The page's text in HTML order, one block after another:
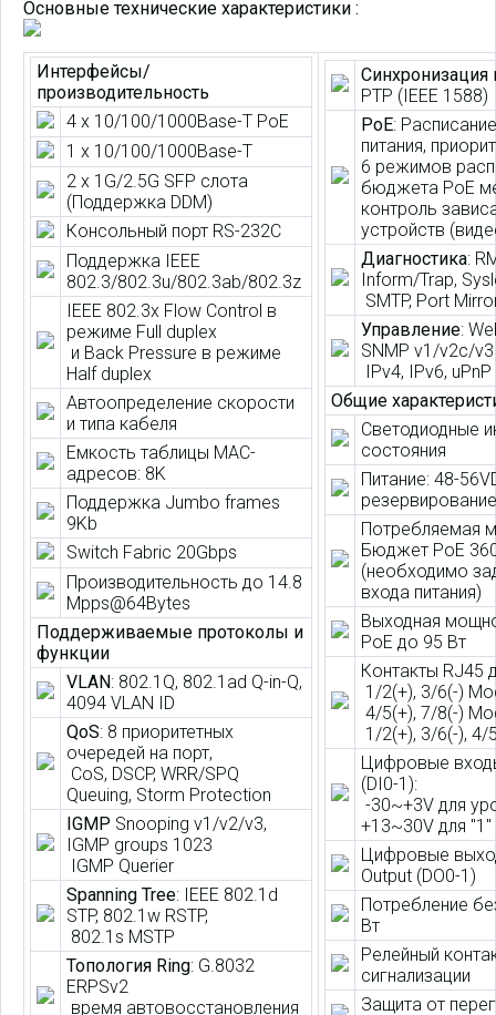
Основные технические характеристики :
Интерфейсы/
производительность
4 x 10/100/1000Base-T PoE
1 x 10/100/1000Base-T
2 x 1G/2.5G SFP слота
(Поддержка DDM)
Консольный порт RS-232C
Поддержка IEEE
802.3/802.3u/802.3ab/802.3z
IEEE 802.3x Flow Control в
режиме Full duplex
и Back Pressure в режиме
Half duplex
Автоопределение скорости
и типа кабеля
Емкость таблицы MAC-
адресов: 8K
Поддержка Jumbo frames
9Kb
Switch Fabric 20Gbps
Производительность до 14.8
Mpps@64Bytes
Поддерживаемые протоколы и
функции
VLAN: 802.1Q, 802.1ad Q-in-Q,
4094 VLAN ID
QoS: 8 приоритетных
очередей на порт,
CoS, DSCP, WRR/SPQ
Queuing, Storm Protection
IGMP Snooping v1/v2/v3,
IGMP groups 1023
IGMP Querier
Spanning Tree: IEEE 802.1d
STP, 802.1w RSTP,
802.1s MSTP
Топология Ring: G.8032
ERPSv2
время автовосстановления
PTP (IEEE 1588)
PoE:
питания,
6 режимов
бюджета PoE
контроль
устройств
Диагностика:
Inform/Trap,
SMTP, Port
Управление:
SNMP v1/v2c/v3
IPv4, IPv6, uPnP
Общие
Светодиодные
состояния
Питание: 48-
Потребляемая
Бюджет PoE
(необходимо
входа питания)
Выходная
PoE до 95 Вт
Контакты RJ45
1/2(+), 3/6(-)
4/5(+), 7/8(-)
1/2(+), 3/6(-), 4/
Цифровые
(DI0-1):
-30~+3V для
+13~30V для "1"
Цифровые
Output (DO0-1)
Потребление
Вт
Релейный
сигнализации
Защита от